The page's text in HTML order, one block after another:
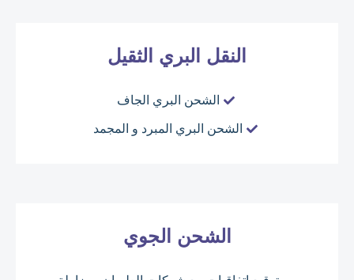
النقل البري الثقيل
الشحن البري الجاف
الشحن البري المبرد و المجمد
الشحن الجوي